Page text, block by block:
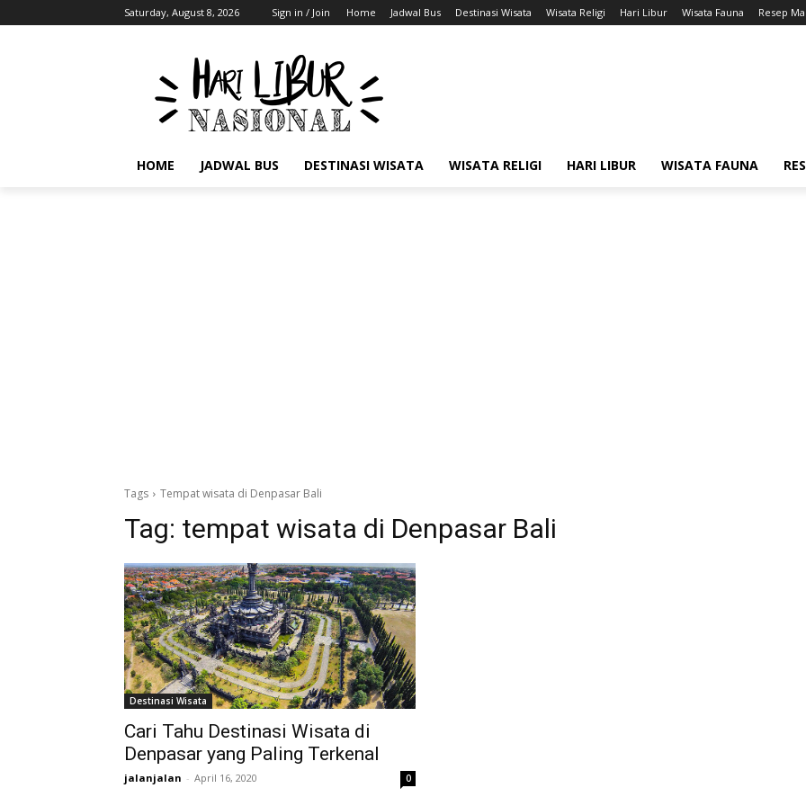
Saturday, August 8, 2026 Sign in / Join Home Jadwal Bus Destinasi Wisata Wisata Religi Hari Libur Wisata Fauna Resep
HOME JADWAL BUS DESTINASI WISATA WISATA RELIGI HARI LIBUR WISATA FAUNA
Tags Tempat wisata di Denpasar Bali
Tag: tempat wisata di Denpasar Bali
Destinasi Wisata
Cari Tahu Destinasi Wisata di
Denpasar yang Paling Terkenal
jalanjalan - April 16, 2020 0